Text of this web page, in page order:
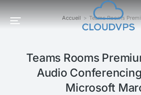
Vous êtes ici :Accueil Teams Rooms
Teams Rooms
Audio
Microsoft